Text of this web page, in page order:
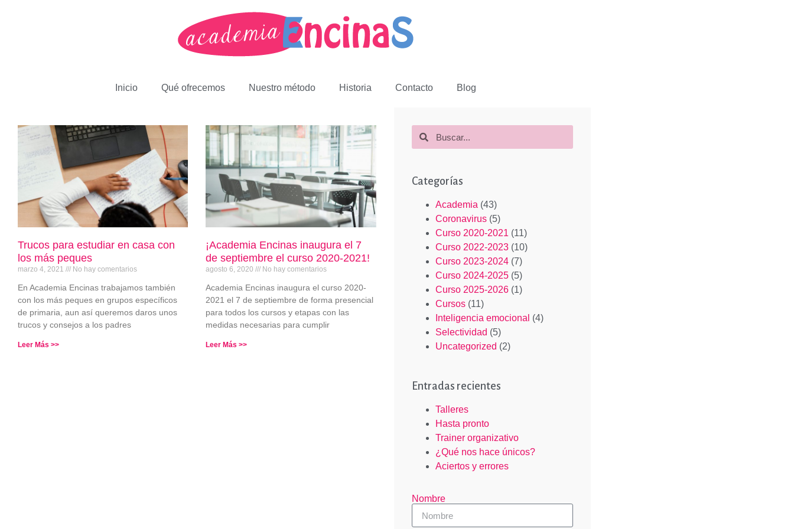
Inicio Qué ofrecemos Nuestro método Historia Contacto Blog
Trucos para estudiar en casa con
los más peques
marzo 4, 2021 No hay comentarios
En Academia Encinas trabajamos también
con los más peques en grupos específicos
de primaria, aun así queremos daros unos
trucos y consejos a los padres
Leer Más >>
¡Academia Encinas inaugura el 7
de septiembre el curso 2020-2021!
agosto 6, 2020 No hay comentarios
Academia Encinas inaugura el curso 2020-
2021 el 7 de septiembre de forma presencial
para todos los cursos y etapas con las
medidas necesarias para cumplir
Leer Más >>
Categorías
Academia (43)
Coronavirus(5)
Curso 2020-2021 (11)
Curso 2022-2023(10)
Curso 2023-2024(7)
Curso 2024-2025(5)
Curso 2025-2026(1)
Cursos(11)
Inteligencia emocional (4)
Selectividad (5)
Uncategorized (2)
Entradas recientes
Talleres
Hasta pronto
Trainer organizativo
¿Qué nos hace únicos?
Aciertos y errores
Nombre